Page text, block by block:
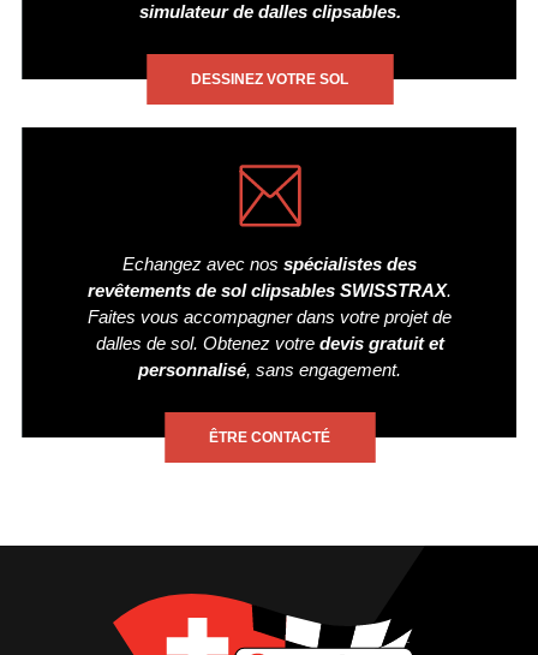
simulateur de dalles clipsables.
DESSINEZ VOTRE SOL
Echangez avec nos spécialistes des
revêtements de sol clipsables SWISSTRAX.
Faites vous accompagner dans votre projet de
dalles de sol. Obtenez votre devis gratuit et
personnalisé, sans engagement.
ÊTRE CONTACTÉ